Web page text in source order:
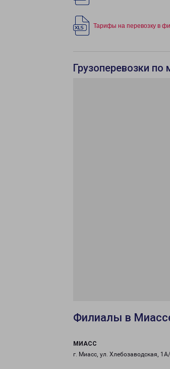
Тарифы на перевозку в
Грузоперевозки
Филиалы в
МИАСС
г. Миасс, ул. Хлебозаводская,